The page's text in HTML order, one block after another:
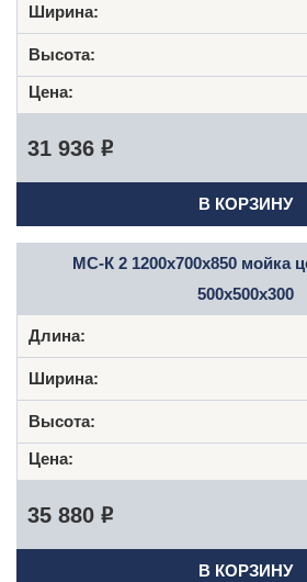
31 936 Р
В КОРЗИНУ
МС-К 2 1200x700x850 мойка
500x500x300
35 880 Р
В КОРЗИНУ